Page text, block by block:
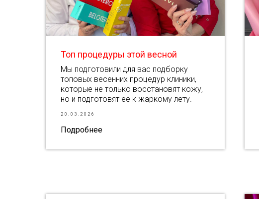
Топ процедуры этой весной
Мы подготовили для вас подборку
топовых весенних процедур клиники,
которые не только восстановят кожу,
но и подготовят её к жаркому лету.
20.03.2026
Подробнее